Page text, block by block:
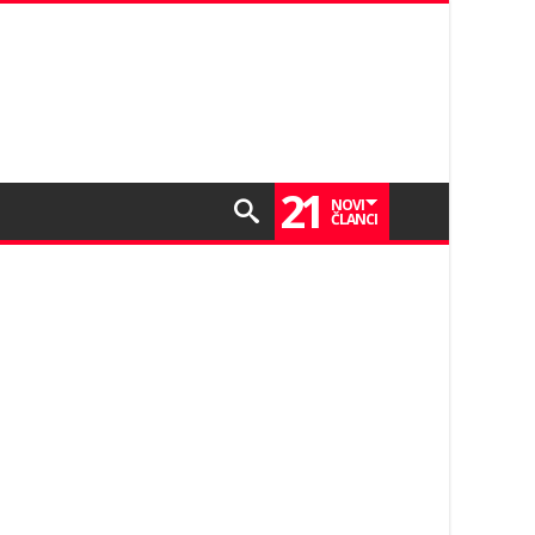
21 NOVI
ČLANCI